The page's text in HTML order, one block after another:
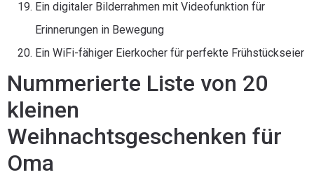
Ein digitaler Bilderrahmen mit Videofunktion für
Erinnerungen in Bewegung
Ein WiFi-fähiger Eierkocher für perfekte Frühstückseier
Nummerierte Liste von 20
kleinen
Weihnachtsgeschenken für
Oma